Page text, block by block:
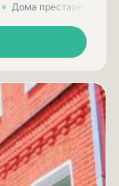
Дома престарелых